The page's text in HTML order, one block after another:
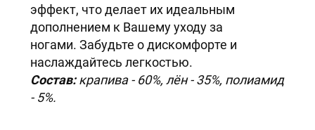
эффект, что делает их идеальным
дополнением к Вашему уходу за
ногами. Забудьте о дискомфорте и
наслаждайтесь легкостью.
Состав:крапива - 60%, лён - 35%, полиамид
- 5%.